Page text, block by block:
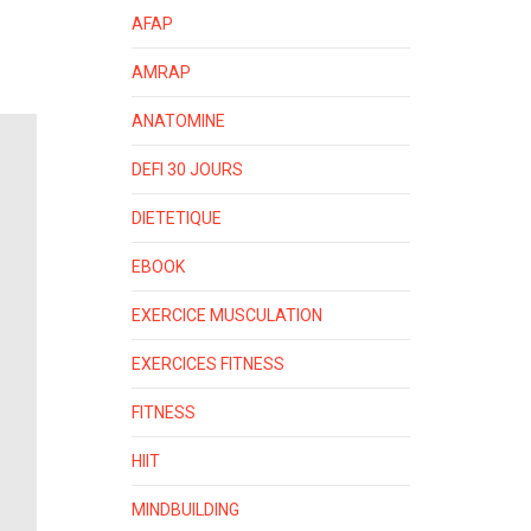
AFAP
AMRAP
ANATOMINE
DEFI 30 JOURS
DIETETIQUE
EBOOK
EXERCICE MUSCULATION
EXERCICES FITNESS
FITNESS
HIIT
MINDBUILDING